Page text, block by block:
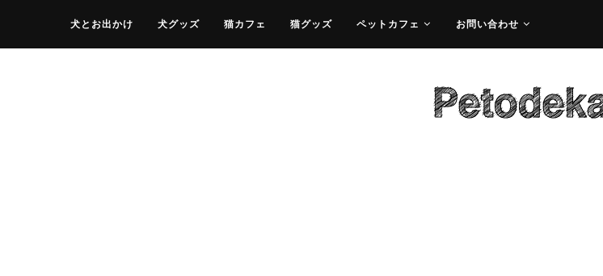
犬とお出かけ 犬グッズ 猫カフェ 猫グッズ ペットカフェ お問い合わせ